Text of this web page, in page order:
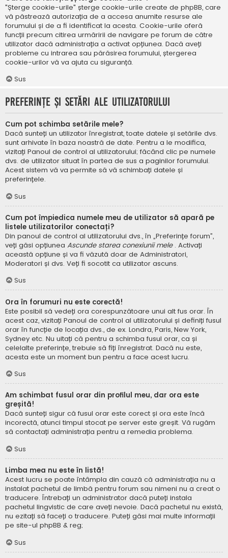
"Șterge cookie-urile" șterge cookie-urile create de phpBB, care
vă păstrează autorizația de a accesa anumite resurse ale
forumului și de a fi identificat la acesta. Cookie-urile oferă
funcții precum citirea urmăririi de navigare pe forum de către
utilizator dacă administrația a activat opțiunea. Dacă aveți
probleme cu intrarea sau părăsirea forumului, ștergerea
cookie-urilor vă va ajuta cu siguranță.
Sus
Preferințe și setări ale utilizatorului
Cum pot schimba setările mele?
Dacă sunteți un utilizator înregistrat, toate datele și setările dvs.
sunt arhivate în baza noastră de date. Pentru a le modifica,
vizitați Panoul de control al utilizatorului; făcând clic pe numele
dvs. de utilizator situat în partea de sus a paginilor forumului.
Acest sistem vă va permite să vă schimbați datele și
preferințele.
Sus
Cum pot împiedica numele meu de utilizator să apară pe
listele utilizatorilor conectați?
Din panoul de control al utilizatorului dvs., în „Preferințe forum”,
veți găsi opțiunea Ascunde starea conexiunii mele . Activați
această opțiune și va fi văzută doar de Administratori,
Moderatori și dvs. Veți fi socotit ca utilizator ascuns.
Sus
Ora în forumuri nu este corectă!
Este posibil să vedeți ora corespunzătoare unui alt fus orar. În
acest caz, vizitați Panoul de control al utilizatorului și definiți fusul
orar în funcție de locația dvs., de ex. Londra, Paris, New York,
Sydney etc. Nu uitați că pentru a schimba fusul orar, ca și
celelalte preferințe, trebuie să fiți înregistrat. Dacă nu este,
acesta este un moment bun pentru a face acest lucru.
Sus
Am schimbat fusul orar din profilul meu, dar ora este
greșită!
Dacă sunteți sigur că fusul orar este corect și ora este încă
incorectă, atunci timpul stocat pe server este greșit. Vă rugăm
să contactați administrația pentru a remedia problema.
Sus
Limba mea nu este în listă!
Acest lucru se poate întâmpla din cauză că administrația nu a
instalat pachetul de limbă pentru forum sau nimeni nu a creat o
traducere. Întrebați un administrator dacă puteți instala
pachetul lingvistic de care aveți nevoie. Dacă pachetul nu există,
nu ezitați să faceți o traducere. Puteți găsi mai multe informații
pe site-ul phpBB & reg;
Sus